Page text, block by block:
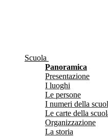
Scuola
Panoramica
Presentazione
I luoghi
Le persone
I numeri della
Le carte della
Organizzazione
La storia